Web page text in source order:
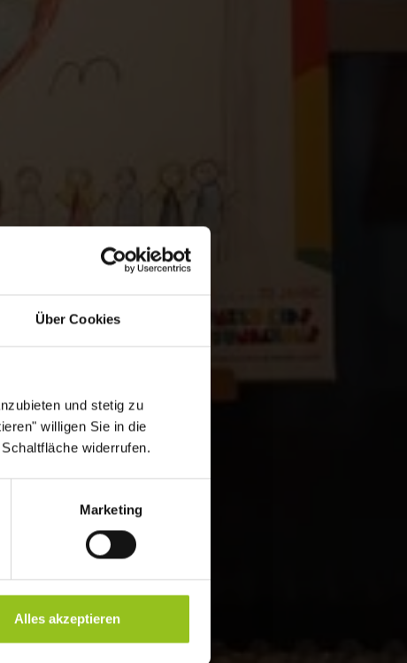
Über Cookies
und stetig zu
willigen Sie in die
widerrufen.
Marketing
Alles akzeptieren